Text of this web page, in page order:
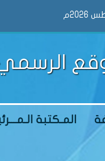
المـكتبة